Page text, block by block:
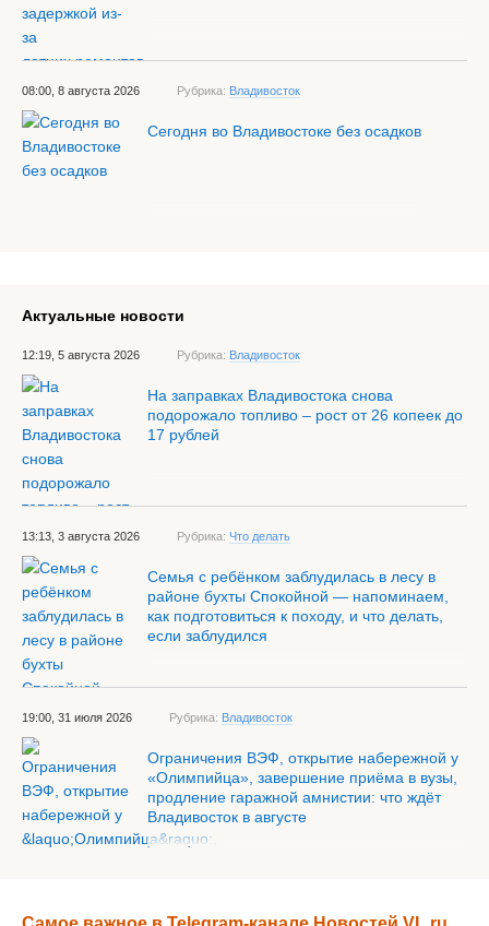
08:00, 8 августа 2026 Рубрика: Владивосток
Сегодня во Владивостоке без осадков
Актуальные новости
12:19, 5 августа 2026 Рубрика: Владивосток
На заправках Владивостока снова
подорожало топливо – рост от 26 копеек до
17 рублей
13:13, 3 августа 2026 Рубрика: Что делать
Семья с ребёнком заблудилась в лесу в
районе бухты Спокойной — напоминаем,
как подготовиться к походу, и что делать,
если заблудился
19:00, 31 июля 2026 Рубрика: Владивосток
Ограничения ВЭФ, открытие набережной у
«Олимпийца», завершение приёма в вузы,
продление гаражной амнистии: что ждёт
Владивосток в августе